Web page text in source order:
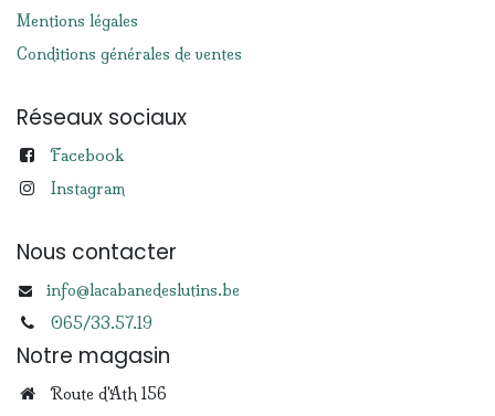
Mentions légales
Conditions générales de ventes
Réseaux sociaux
Facebook
Instagram
Nous contacter
info@lacabanedeslutins.be
065/33.57.19
Notre magasin
Route d'Ath 156